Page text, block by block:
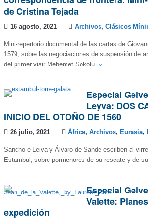
de Cristina Tejada
16 agosto, 2021 Archivos, Clásicos
Mini-repertorio documental de las cartas de
1579, sobre las negociaciones de suspensión de
del primer visir Mehemet Sokolu. »
Especial
Leyva: DOS
INICIO DEL OTOÑO DE 1560
26 julio, 2021 África, Archivos, Eurasia,
Sancho e Leiva y Álvaro de Sande escriben al
Estambul, sobre pormenores de su rescate y de
Especial
Valette:
expedición